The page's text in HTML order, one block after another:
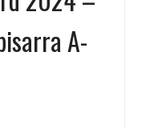
A-